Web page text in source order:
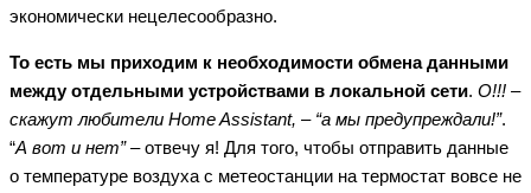
экономически нецелесообразно.
То есть мы приходим к необходимости обмена данными
между отдельными устройствами в локальной сети. О!!! –
скажут любители Home Assistant, – “а мы предупреждали!”.
“А вот и нет”– отвечу я! Для того, чтобы отправить данные
о температуре воздуха с метеостанции на термостат вовсе не